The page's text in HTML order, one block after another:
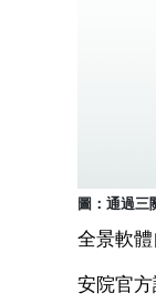
圖：通過三
全景軟
安院官